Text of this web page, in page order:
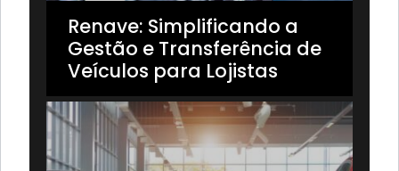
Renave: Simplificando a
Gestão e Transferência de
Veículos para Lojistas